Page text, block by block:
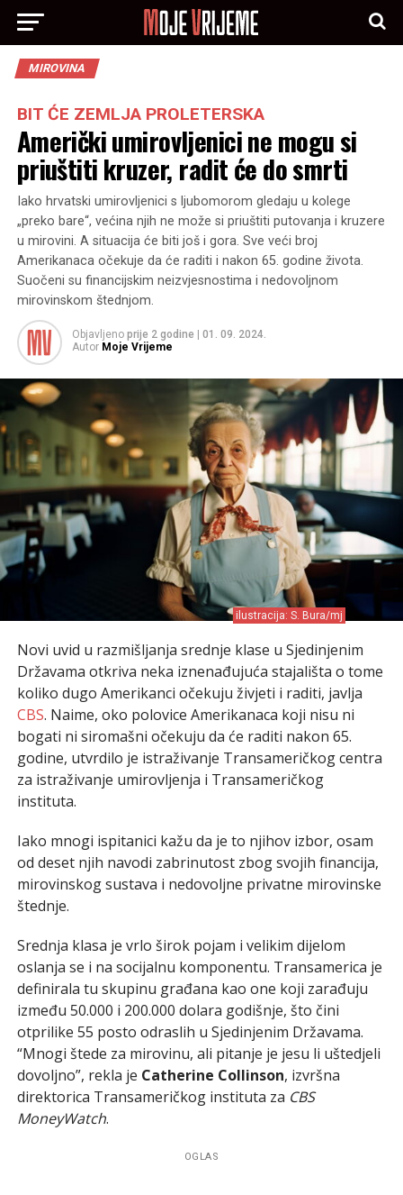
MIROVINA
BIT ĆE ZEMLJA PROLETERSKA
Američki umirovljenici ne mogu si
priuštiti kruzer, radit će do smrti
Iako hrvatski umirovljenici s ljubomorom gledaju u kolege
„preko bare“, većina njih ne može si priuštiti putovanja i kruzere
u mirovini. A situacija će biti još i gora. Sve veći broj
Amerikanaca očekuje da će raditi i nakon 65. godine života.
Suočeni su financijskim neizvjesnostima i nedovoljnom
mirovinskom štednjom.
Objavljeno prije 2 godine
01. 09. 2024.
Autor Moje Vrijeme
ilustracija: S. Bura/mj
Novi uvid u razmišljanja srednje klase u Sjedinjenim
Državama otkriva neka iznenađujuća stajališta o tome
koliko dugo Amerikanci očekuju živjeti i raditi, javlja
CBS. Naime, oko polovice Amerikanaca koji nisu ni
bogati ni siromašni očekuju da će raditi nakon 65.
godine, utvrdilo je istraživanje Transameričkog centra
za istraživanje umirovljenja i Transameričkog
instituta.
Iako mnogi ispitanici kažu da je to njihov izbor, osam
od deset njih navodi zabrinutost zbog svojih financija,
mirovinskog sustava i nedovoljne privatne mirovinske
štednje.
Srednja klasa je vrlo širok pojam i velikim dijelom
oslanja se i na socijalnu komponentu. Transamerica je
definirala tu skupinu građana kao one koji zarađuju
između 50.000 i 200.000 dolara godišnje, što čini
otprilike 55 posto odraslih u Sjedinjenim Državama.
“Mnogi štede za mirovinu, ali pitanje je jesu li uštedjeli
dovoljno”, rekla je Catherine Collinson, izvršna
direktorica Transameričkog instituta za CBS
MoneyWatch.
OGLAS